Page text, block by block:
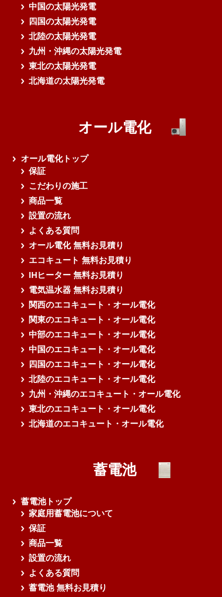
中国の太陽光発電
四国の太陽光発電
北陸の太陽光発電
九州・沖縄の太陽光発電
東北の太陽光発電
北海道の太陽光発電
オール電化
オール電化トップ
保証
こだわりの施工
商品一覧
設置の流れ
よくある質問
オール電化 無料お見積り
エコキュート 無料お見積り
IHヒーター 無料お見積り
電気温水器 無料お見積り
関西のエコキュート・オール電化
関東のエコキュート・オール電化
中部のエコキュート・オール電化
中国のエコキュート・オール電化
四国のエコキュート・オール電化
北陸のエコキュート・オール電化
九州・沖縄のエコキュート・オール電化
東北のエコキュート・オール電化
北海道のエコキュート・オール電化
蓄電池
蓄電池トップ
家庭用蓄電池について
保証
商品一覧
設置の流れ
よくある質問
蓄電池 無料お見積り